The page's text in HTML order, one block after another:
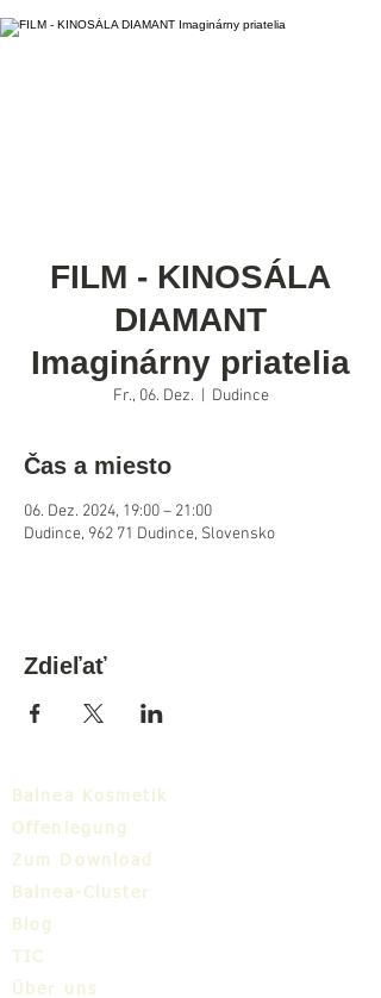
FILM - KINOSÁLA
DIAMANT
Imaginárny priatelia
Fr., 06. Dez. Dudince
Čas a miesto
06. Dez. 2024, 19:00 – 21:00
Dudince, 962 71 Dudince, Slovensko
Zdieľať
Balnea Kosmetik
Offenlegung
Zum Download
Balnea-Cluster
Blog
TIC
Über uns